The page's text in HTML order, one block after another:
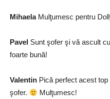
Mihaela Mulţumesc pentru
Pavel Sunt şofer şi vă ascult
foarte bună!
Valentin Pică perfect acest
şofer.
Mulţumesc!